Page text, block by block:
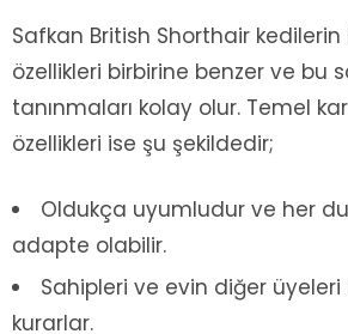
Safkan British Shorthair
özellikleri birbirine benzer ve bu
tanınmaları kolay olur. Temel
özellikleri ise şu şekildedir;
Oldukça uyumludur ve her
adapte olabilir.
Sahipleri ve evin diğer
kurarlar.